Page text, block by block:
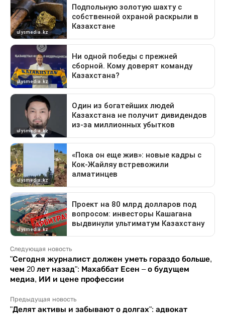
Следующая новость
"Сегодня журналист должен уметь гораздо больше,
чем 20 лет назад": Махаббат Есен – о будущем
медиа, ИИ и цене профессии
Предыдущая новость
"Делят активы и забывают о долгах": адвокат